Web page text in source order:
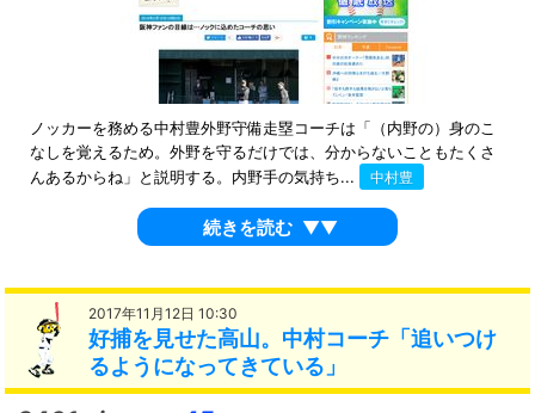
ノッカーを務める中村豊外野守備走塁コーチは「（内野の）身のこ
なしを覚えるため。外野を守るだけでは、分からないこともたくさ
んあるからね」と説明する。内野手の気持ち...
中村豊
続きを読む ▼▼
2017年11月12日 10:30
好捕を見せた高山。中村コーチ「追いつけ
るようになってきている」